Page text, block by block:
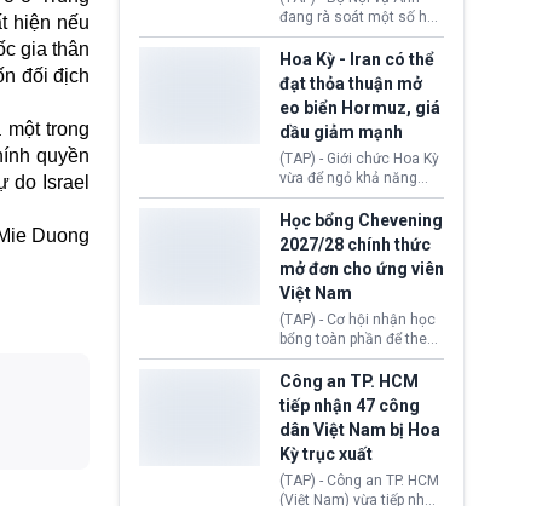
hiện nếu
gia thân
đối địch
trong
quyền
do Israel
Duong
chuẩn sức khỏe chỉ vì
chi phí điều trị khi nộp hồ
đang rà soát một số hồ
sơ thuộc Chương trình
Định cư EU (EU
Settlement Scheme -
EUSS) sau khi xác định
có trường hợp được cấp
quy chế cư trú hậu
Brexit “do nhầm lẫn”.
Động thái này làm dấy
lên lo ngại về việc thực
thi Thỏa thuận Rút khỏi
Liên minh châu Âu
(Withdrawal
Agreement).
Hoa Kỳ - Iran có thể
đạt thỏa thuận mở
eo biển Hormuz, giá
dầu giảm mạnh
(TAP) - Giới chức Hoa Kỳ
vừa để ngỏ khả năng
sớm đạt thỏa thuận với
Iran nhằm mở lại eo biển
Hormuz, mở đường cho
việc khôi phục hoạt
động hàng hải. Những
tín hiệu ngoại giao tích
cực này lập tức tác động
đến thị trường năng
lượng, kéo giá dầu thế
giới lùi sâu xuống dưới
mức 80 USD/thùng.
Học bổng Chevening
2027/28 chính thức
mở đơn cho ứng viên
Việt Nam
(TAP) - Cơ hội nhận học
bổng toàn phần để theo
học chương trình thạc sĩ
tại Vương quốc Anh đã
chính thức quay trở lại.
Học bổng Chevening
2027/28 của Chính phủ
Anh vừa mở cổng ứng
tuyển dành riêng ứng
viên Việt Nam, hỗ trợ
Công an TP. HCM
tiếp nhận 47 công
dân Việt Nam bị Hoa
Kỳ trục xuất
(TAP) - Công an TP. HCM
(Việt Nam) vừa tiếp nhận